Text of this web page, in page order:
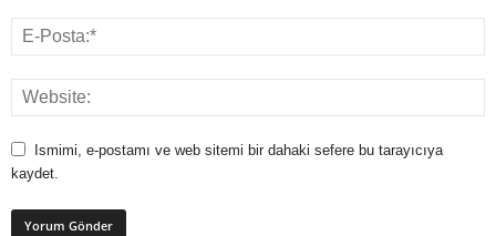
Ismimi, e-postamı ve web sitemi bir dahaki sefere bu tarayıcıya
kaydet.